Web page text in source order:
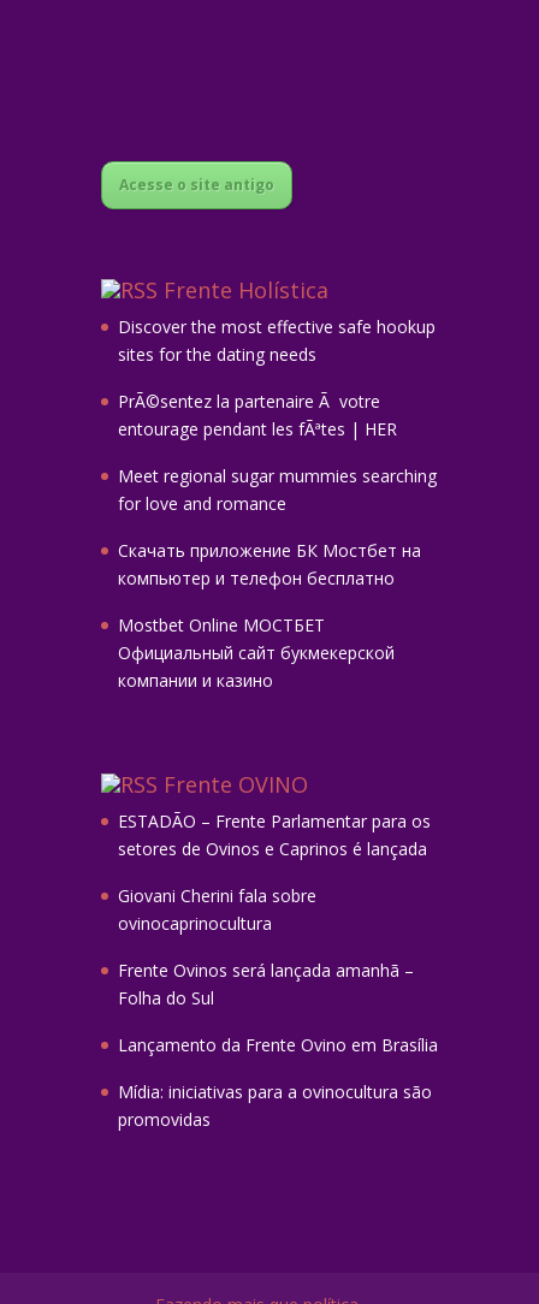
Acesse o site antigo
Frente Holística
Discover the most effective safe hookup
sites for the dating needs
PrÃ©sentez la partenaire Ã votre
entourage pendant les fÃªtes | HER
Meet regional sugar mummies searching
for love and romance
Скачать приложение БК Мостбет на
компьютер и телефон бесплатно
Mostbet Online МОСТБЕТ
Официальный сайт букмекерской
компании и казино
Frente OVINO
ESTADÃO – Frente Parlamentar para os
setores de Ovinos e Caprinos é lançada
Giovani Cherini fala sobre
ovinocaprinocultura
Frente Ovinos será lançada amanhã –
Folha do Sul
Lançamento da Frente Ovino em Brasília
Mídia: iniciativas para a ovinocultura são
promovidas